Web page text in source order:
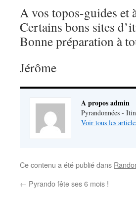
A vos topos-guides et
Certains bons sites
Bonne préparation à
Jérôme
A propos admin
Pyrandonnées -
Voir tous les
Ce contenu a été publié dans
← Pyrando fête ses 6 mois !